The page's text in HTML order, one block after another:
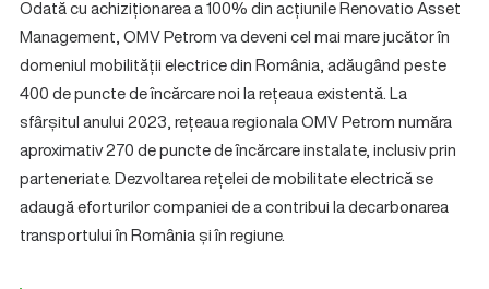
Odată cu achiziționarea a 100% din acțiunile Renovatio Asset
Management, OMV Petrom va deveni cel mai mare jucător în
domeniul mobilității electrice din România, adăugând peste
400 de puncte de încărcare noi la rețeaua existentă. La
sfârșitul anului 2023, rețeaua regionala OMV Petrom număra
aproximativ 270 de puncte de încărcare instalate, inclusiv prin
parteneriate. Dezvoltarea rețelei de mobilitate electrică se
adaugă eforturilor companiei de a contribui la decarbonarea
transportului în România și în regiune.